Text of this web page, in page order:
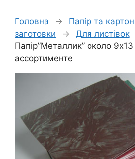
Головна → Папір та картон
заготовки
→ Для листівок
Папір”Металлик” около
ассортименте